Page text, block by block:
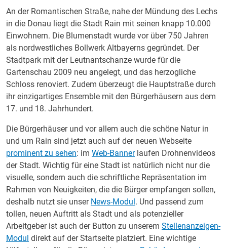
An der Romantischen Straße, nahe der Mündung des Lechs
in die Donau liegt die Stadt Rain mit seinen knapp 10.000
Einwohnern. Die Blumenstadt wurde vor über 750 Jahren
als nordwestliches Bollwerk Altbayerns gegründet. Der
Stadtpark mit der Leutnantschanze wurde für die
Gartenschau 2009 neu angelegt, und das herzogliche
Schloss renoviert. Zudem überzeugt die Hauptstraße durch
ihr einzigartiges Ensemble mit den Bürgerhäusern aus dem
17. und 18. Jahrhundert.
Die Bürgerhäuser und vor allem auch die schöne Natur in
und um Rain sind jetzt auch auf der neuen Webseite
prominent zu sehen: im Web-Bannerlaufen Drohnenvideos
der Stadt. Wichtig für eine Stadt ist natürlich nicht nur die
visuelle, sondern auch die schriftliche Repräsentation im
Rahmen von Neuigkeiten, die die Bürger empfangen sollen,
deshalb nutzt sie unser News-Modul . Und passend zum
tollen, neuen Auftritt als Stadt und als potenzieller
Arbeitgeber ist auch der Button zu unserem Stellenanzeigen-
Modul direkt auf der Startseite platziert. Eine wichtige